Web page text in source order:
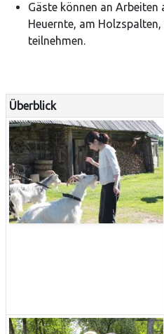
Gäste können an Arbeiten
Heuernte, am
teilnehmen.
Überblick